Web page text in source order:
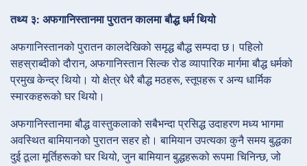
तथ्य ३: अफगानिस्तानमा पुरातन कालमा बौद्ध धर्म थियो
अफगानिस्तानको पुरातन कालदेखिको समृद्ध बौद्ध सम्पदा छ। पहिलो
सहस्राब्दीको दौरान, अफगानिस्तान सिल्क रोड व्यापारिक मार्गमा बौद्ध धर्मको
प्रमुख केन्द्र थियो। यो क्षेत्र धेरै बौद्ध मठहरू, स्तूपहरू र अन्य धार्मिक
स्मारकहरूको घर थियो।
अफगानिस्तानमा बौद्ध वास्तुकलाको सबैभन्दा प्रसिद्ध उदाहरण मध्य भागमा
अवस्थित बामियानको पुरातन सहर हो। बामियान उपत्यका कुनै समय बुद्धका
दुई ठूला मूर्तिहरूको घर थियो, जुन बामियान बुद्धहरूको रूपमा चिनिन्छ, जो